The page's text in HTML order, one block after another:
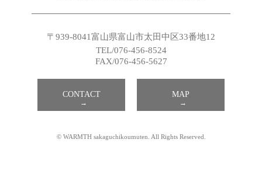
〒939-8041富山県富山市太田中区33番地12
TEL/076-456-8524
FAX/076-456-5627
CONTACT MAP
© WARMTH sakaguchikoumuten. All Rights Reserved.